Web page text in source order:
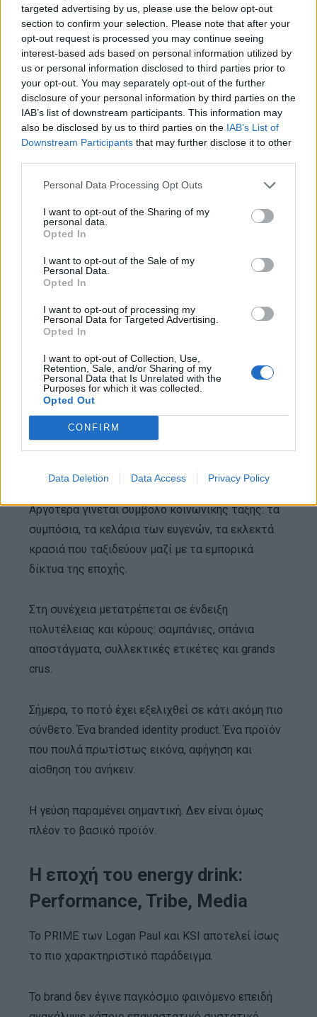
targeted advertising by us, please use the below opt-out
section to confirm your selection. Please note that after your
opt-out request is processed you may continue seeing
interest-based ads based on personal information utilized by
us or personal information disclosed to third parties prior to
your opt-out. You may separately opt-out of the further
disclosure of your personal information by third parties on the
IAB’s list of downstream participants. This information may
also be disclosed by us to third parties on the IAB’s List of
Downstream Participants that may further disclose it to other
Personal Data Processing Opt Outs
I want to opt-out of the Sharing of my
personal data.
Opted In
I want to opt-out of the Sale of my
Personal Data.
Opted In
I want to opt-out of processing my
Personal Data for Targeted Advertising.
Opted In
I want to opt-out of Collection, Use,
Retention, Sale, and/or Sharing of my
Personal Data that Is Unrelated with the
Purposes for which it was collected.
Opted Out
CONFIRM
Data Deletion Data Access Privacy Policy
Αντίστοιχα, ο ελληνικός κυκεώνας ήταν ένα ποτό
με βάση το νερό και το κριθάρι, συχνά
εμπλουτισμένο με αρωματικά φυτά. Δεν ήταν
κρασί, ούτε μπίρα με τη σύγχρονη έννοια. Ήταν
ένα προϊόν των διατροφικών και κοινωνικών
αναγκών της εποχής.
Και τα δύο μας θυμίζουν μια διαχρονική αλήθεια:
αντανακλούν τις αξίες της.
Ακόμη και τότε, το ποτό διαχώριζε τους
λεγεωνάριος; Τελετουργία ή επιβίωση; Η
απάντηση δεν αφορούσε ποτέ μόνο τη γεύση.
Από την κοινότητα στο brand
Ακολουθώντας την ιστορία του ποτού μέσα
στους αιώνες, διακρίνει κανείς μια εντυπωσιακά
σταθερή εξέλιξη.
Αρχικά, το ποτό είναι κοινοτικό και ιερό. Συνδέει
Αργότερα γίνεται σύμβολο κοινωνικής τάξης: τα
συμπόσια, τα κελάρια των ευγενών, τα εκλεκτά
κρασιά που ταξιδεύουν μαζί με τα εμπορικά
δίκτυα της εποχής.
Στη συνέχεια μετατρέπεται σε ένδειξη
πολυτέλειας και κύρους: σαμπάνιες, σπάνια
αποστάγματα, συλλεκτικές ετικέτες και grands
crus.
Σήμερα, το ποτό έχει εξελιχθεί σε κάτι ακόμη πιο
σύνθετο. Ένα branded identity product. Ένα προϊόν
που πουλά πρωτίστως εικόνα, αφήγηση και
αίσθηση του ανήκειν.
Η γεύση παραμένει σημαντική. Δεν είναι όμως
πλέον το βασικό προϊόν.
Η εποχή του energy drink:
Performance, Tribe, Media
Το PRIME των Logan Paul και KSI αποτελεί ίσως
το πιο χαρακτηριστικό παράδειγμα.
Το brand δεν έγινε παγκόσμιο φαινόμενο επειδή